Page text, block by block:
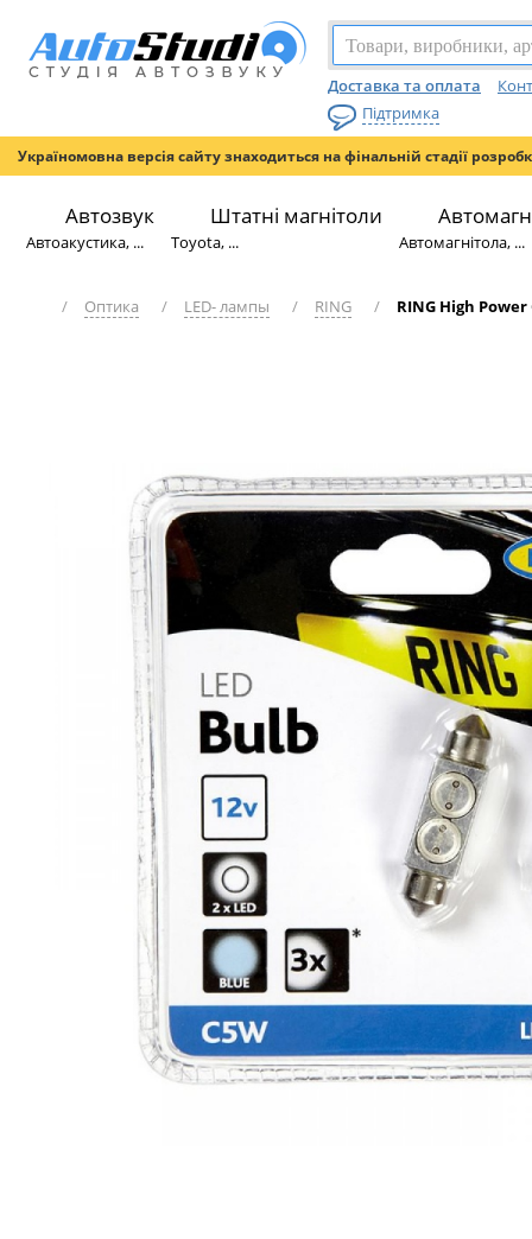
Доставка та оплата
Підтримка
Україномовна версія сайту знаходиться на фінальній стадії
Автозвук
Автоакустика, ...
Штатні магнітоли
Toyota, ... Автомагнітола, ...
/ Оптика / LED- лампы / RING / RING High Power